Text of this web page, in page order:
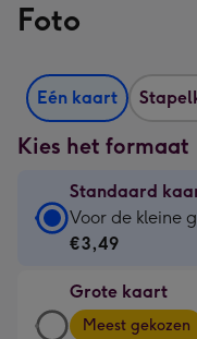
Foto
Eén kaart
Kies het formaat
Standaard
Standaard
kaart
€3,49
-
Voor de kleine
€3,49
Grote kaart
Grote
Meest gekozen